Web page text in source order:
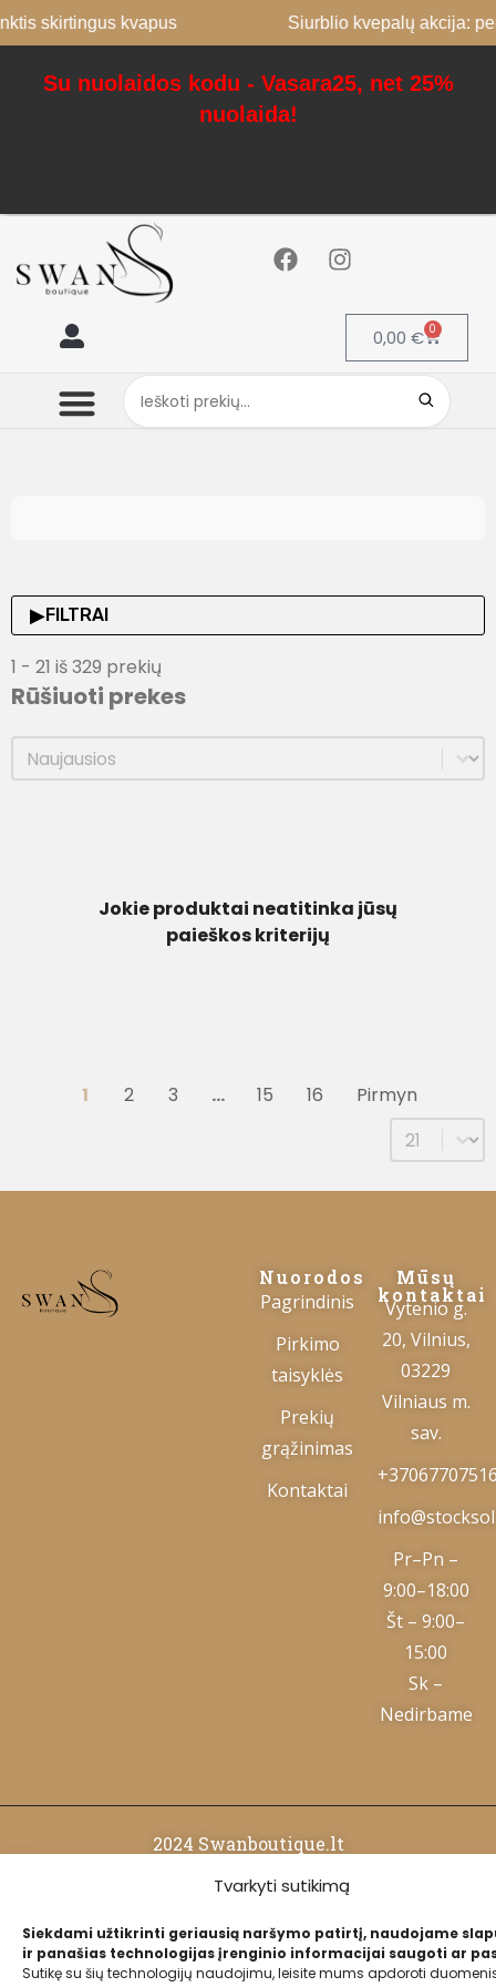
Tvarkyti sutikimą
Siekdami užtikrinti geriausią naršymo patirtį, naudojame
ir panašias technologijas įrenginio informacijai saugoti ar
Sutikę su šių technologijų naudojimu, leisite mums apdoroti
skirtingus kvapus Siurblio kvepalų akcija:
Su nuolaidos kodu - Vasara25, net 25%
nuolaida!
0,00 € 0
▶FILTRAI
1 - 21 iš 329 prekių
Rūšiuoti prekes
Rūšiuoti prekes
Rūšiuoti prekes
Jokie produktai neatitinka jūsų
paieškos kriterijų
1 2 3 … 15 16
Pirmyn
Select
Nuorodos
Pagrindinis
Pirkimo
taisyklės
Prekių
grąžinimas
Kontaktai
Mūsų
kontaktai
Vytenio g.
20, Vilnius,
03229
Vilniaus m.
sav.
Pr–Pn –
9:00–18:00
Št – 9:00–
15:00
Sk –
Nedirbame
2024 Swanboutique.lt
Slapukų politika